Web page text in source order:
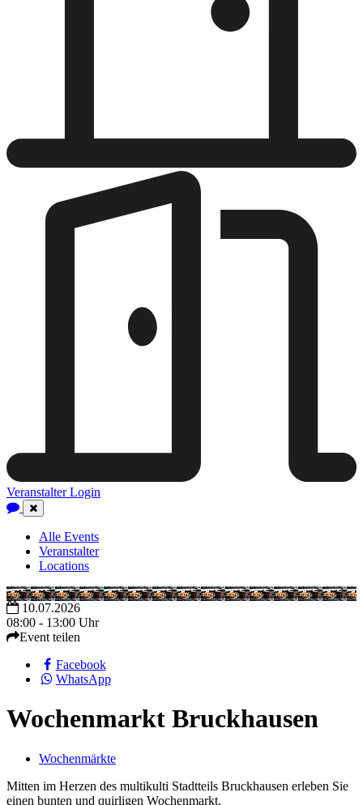
Veranstalter Login
Close
Navigation
Alle Events
Veranstalter
Locations
10.07.2026
08:00 - 13:00 Uhr
Event teilen
Facebook
WhatsApp
Wochenmarkt Bruckhausen
Wochenmärkte
Mitten im Herzen des multikulti Stadtteils Bruckhausen erleben Sie
einen bunten und quirligen Wochenmarkt.